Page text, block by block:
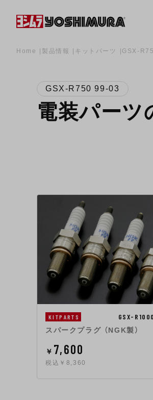
Home 製品情報 キットパーツ GSX-
GSX-R750 99-03
電装パーツ
KITPARTS GSX-
スパークプラグ （NGK製）
￥ 7,600
税込￥8,360